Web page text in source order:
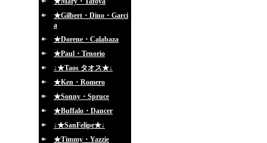
★Gilbert・Dino・Garci
a
★Dorene・Calabaza
★Paul・Tenorio
↓★Taos タオス★↓
★Ken・Romero
★Sonny・Spruce
★Buffalo・Dancer
↓★SanFelipe★↓
★Timmy・Yazzie